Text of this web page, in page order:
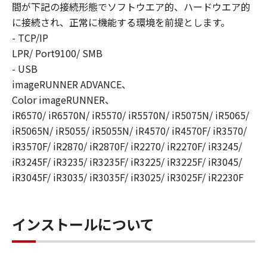
CONTAINED IN THE SOFTWARE WILL MEET
YOUR REQUIREMENTS OR THAT THE
OPERATION OF THE SOFTWARE WILL BE
UNINTERRUPTED OR ERROR FREE.
[NO LIABILITY FOR DAMAGES] IN NO EVENT
SHALL EITHER CANON, CANON'S
SUBSIDIARIES OR AFFILIATES, THEIR
DISTRIBUTORS DEALERS OR CANON'S
LICENSORS BE LIABLE FOR ANY DAMAGES
WHATSOEVER (INCLUDING WITHOUT
LIMITATION, LOSS OF BUSINESS PROFITS,
LOSS OF BUSINESS INFORMATION, LOSS OF
BUSINESS INTERRUPTION OR OTHER
THE SOFTWARE, USE THEREOF OR INABILITY
TO USE THE SOFTWARE EVEN IF EITHER
間が下記の接続形態でソフトウエア的、ハードウエア的
に接続され、正常に機能する環境を前提とします。
- TCP/IP
LPR/ Port9100/ SMB
- USB
imageRUNNER ADVANCE、
Color imageRUNNER、
iR6570/ iR6570N/ iR5570/ iR5570N/ iR5075N/ iR5065/
iR5065N/ iR5055/ iR5055N/ iR4570/ iR4570F/ iR3570/
iR3570F/ iR2870/ iR2870F/ iR2270/ iR2270F/ iR3245/
iR3245F/ iR3235/ iR3235F/ iR3225/ iR3225F/ iR3045/
iR3045F/ iR3035/ iR3035F/ iR3025/ iR3025F/ iR2230F
インストールについて